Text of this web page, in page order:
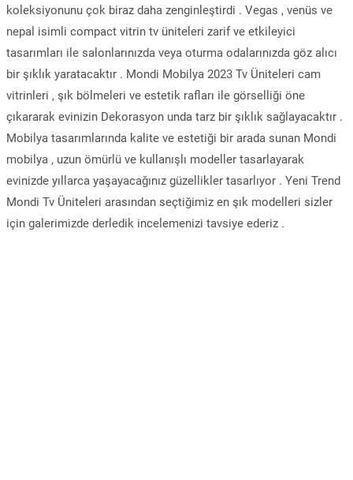
koleksiyonunu çok biraz daha zenginleştirdi . Vegas , venüs ve
nepal isimli compact vitrin tv üniteleri zarif ve etkileyici
tasarımları ile salonlarınızda veya oturma odalarınızda göz alıcı
bir şıklık yaratacaktır . Mondi Mobilya 2023 Tv Üniteleri cam
vitrinleri , şık bölmeleri ve estetik rafları ile görselliği öne
çıkararak evinizin Dekorasyon unda tarz bir şıklık sağlayacaktır .
Mobilya tasarımlarında kalite ve estetiği bir arada sunan Mondi
mobilya , uzun ömürlü ve kullanışlı modeller tasarlayarak
evinizde yıllarca yaşayacağınız güzellikler tasarlıyor . Yeni Trend
Mondi Tv Üniteleri arasından seçtiğimiz en şık modelleri sizler
için galerimizde derledik incelemenizi tavsiye ederiz .